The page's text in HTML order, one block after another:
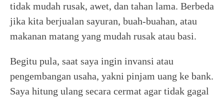
tidak mudah rusak, awet, dan tahan lama. Berbeda
jika kita berjualan sayuran, buah-buahan, atau
makanan matang yang mudah rusak atau basi.
Begitu pula, saat saya ingin invansi atau
pengembangan usaha, yakni pinjam uang ke bank.
Saya hitung ulang secara cermat agar tidak gagal